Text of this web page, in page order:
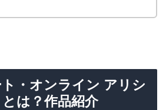
ト・オンライン アリシ
は？作品紹介